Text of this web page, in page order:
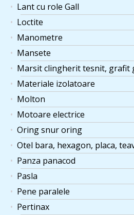
Lant cu role Gall
Loctite
Manometre
Mansete
Marsit clingherit tesnit, grafit
Materiale izolatoare
Molton
Motoare electrice
Oring snur oring
Otel bara, hexagon, placa,
Panza panacod
Pasla
Pene paralele
Pertinax